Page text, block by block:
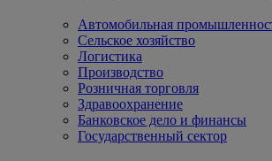
Автомобильная
Сельское хозяйство
Логистика
Производство
Розничная торговля
Здравоохранение
Банковское дело и финансы
Государственный сектор